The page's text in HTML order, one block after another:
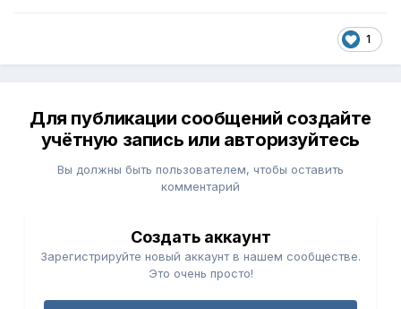
1
Для публикации сообщений создайте
учётную запись или авторизуйтесь
Вы должны быть пользователем, чтобы оставить
комментарий
Создать аккаунт
Зарегистрируйте новый аккаунт в нашем сообществе.
Это очень просто!